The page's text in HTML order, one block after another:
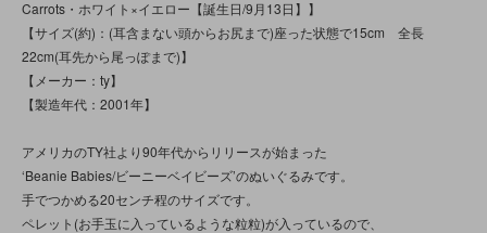
Carrots・ホワイト×イエロー【誕生日/9月13日】】
【サイズ(約)：(耳含まない頭からお尻まで)座った状態で15cm 全長
22cm(耳先から尾っぽまで)】
【メーカー：ty】
【製造年代：2001年】
アメリカのTY社より90年代からリリースが始まった
‘Beanie Babies/ビーニーベイビーズ’のぬいぐるみです。
手でつかめる20センチ程のサイズです。
ペレット(お手玉に入っているような粒粒)が入っているので、